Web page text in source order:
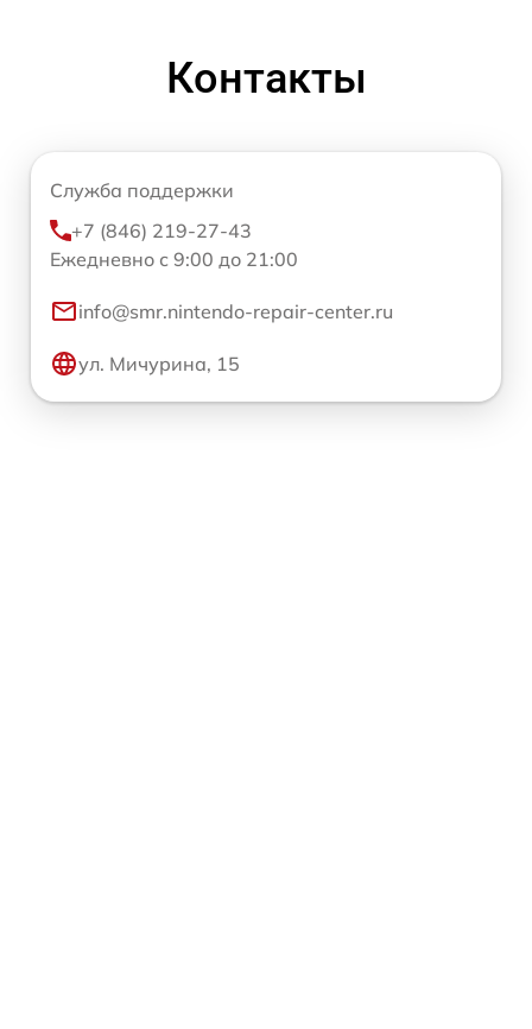
Контакты
Служба поддержки
+7 (846) 219-27-43
Ежедневно с 9:00 до 21:00
info@smr.nintendo-repair-center.ru
ул. Мичурина, 15